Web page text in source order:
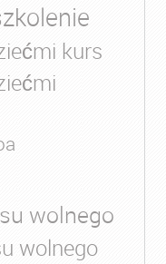
kurs
wolnego
wolnego